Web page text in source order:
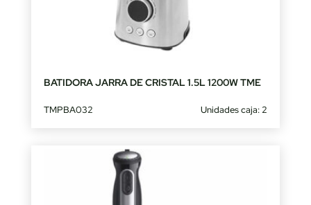
BATIDORA JARRA DE CRISTAL 1.5L 1200W TME
TMPBA032 Unidades caja: 2